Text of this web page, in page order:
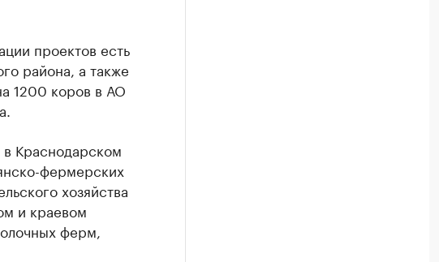
проектов есть
района, а также
1200 коров в АО
Краснодарском
фермерских
хозяйства
и краевом
ферм,